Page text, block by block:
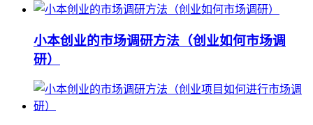
小本创业的市场调研方法（创业如何市场调
研）